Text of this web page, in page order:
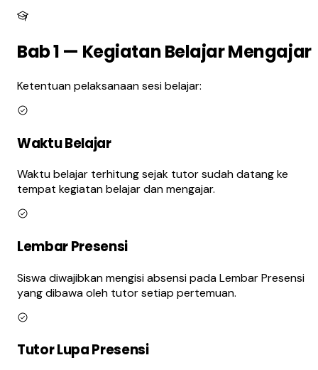
Bab 1 — Kegiatan Belajar Mengajar
Ketentuan pelaksanaan sesi belajar:
Waktu Belajar
Waktu belajar terhitung sejak tutor sudah datang ke
tempat kegiatan belajar dan mengajar.
Lembar Presensi
Siswa diwajibkan mengisi absensi pada Lembar Presensi
yang dibawa oleh tutor setiap pertemuan.
Tutor Lupa Presensi